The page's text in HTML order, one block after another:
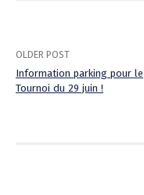
OLDER POST
Information parking pour le
Tournoi du 29 juin !